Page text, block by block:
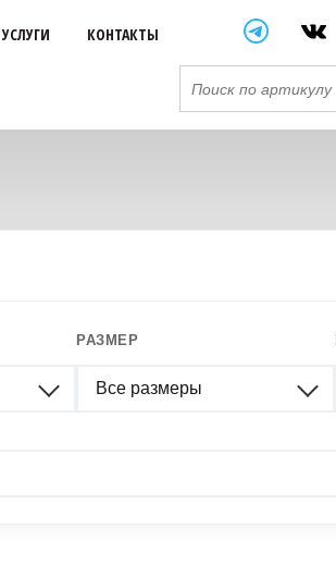
УСЛУГИ КОНТАКТЫ
РАЗМЕР
Все размеры